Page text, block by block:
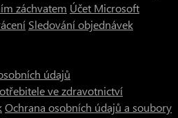
záchvatem Účet Microsoft
Sledování objednávek
údajů
ve zdravotnictví
Ochrana osobních údajů a soubory